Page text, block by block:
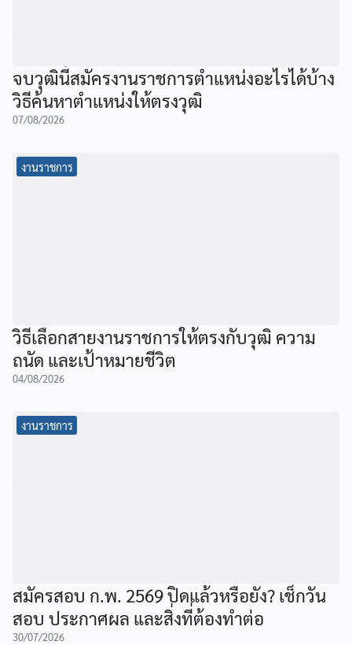
จบวุฒินี้สมัครงานราชการตำแหน่งอะไรได้บ้าง
วิธีค้นหาตำแหน่งให้ตรงวุฒิ
07/08/2026
งานราชการ
วิธีเลือกสายงานราชการให้ตรงกับวุฒิ ความ
ถนัด และเป้าหมายชีวิต
04/08/2026
งานราชการ
สมัครสอบ ก.พ. 2569 ปิดแล้วหรือยัง? เช็กวัน
สอบ ประกาศผล และสิ่งที่ต้องทำต่อ
30/07/2026